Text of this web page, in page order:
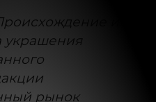
и
украшения
рынок